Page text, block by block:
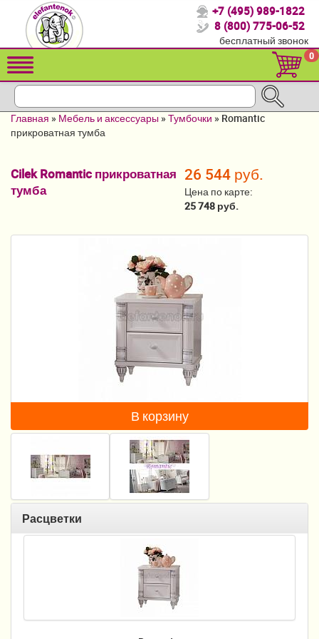
Спасибо, что выбрали нас!
Распродажа!
Детские коляски
Кроватки для новорожденных
Конверты, муфты
Постельные принадлежности
Манежи
Безопасность ребенка
Ходунки и прыгунки
Игры и развитие
Принадлежности для выписки
+7 (495) 989-1822
8 (800) 775-06-52
бесплатный звонок
0
Главная » Мебель и аксессуары »Тумбочки » Romantic
прикроватная тумба
Cilek Romantic прикроватная
тумба
26 544 руб.
Цена по карте:
25 748 руб.
В корзину
Расцветки